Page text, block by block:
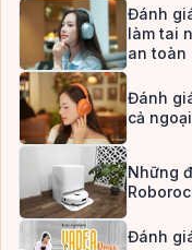
Đánh
làm tai
an toàn
Đánh
cả
Những
Đánh